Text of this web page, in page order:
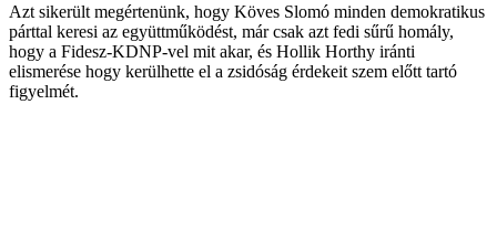
Azt sikerült megértenünk, hogy Köves Slomó minden demokratikus
párttal keresi az együttműködést, már csak azt fedi sűrű homály,
hogy a Fidesz-KDNP-vel mit akar, és Hollik Horthy iránti
elismerése hogy kerülhette el a zsidóság érdekeit szem előtt tartó
figyelmét.